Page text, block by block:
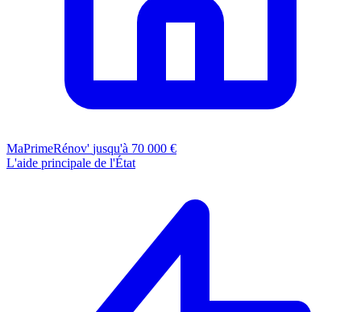
MaPrimeRénov' jusqu'à 70 000 €
L'aide principale de l'État